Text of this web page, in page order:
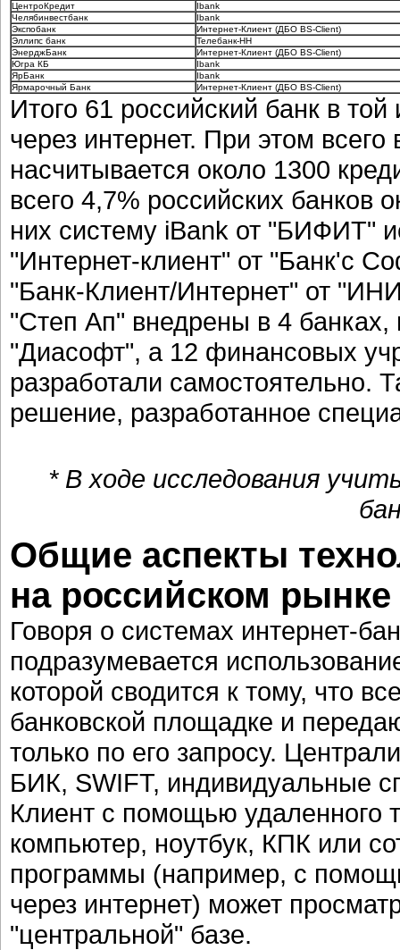
ЦентроКредит
Ibank
Челябинвестбанк
Ibank
Экспобанк
Интернет-Клиент (ДБО BS-Client)
Эллипс банк
Телебанк-НН
ЭнерджБанк
Интернет-Клиент (ДБО BS-Client)
Югра КБ
Ibank
ЯрБанк
Ibank
Ярмарочный Банк
Интернет-Клиент (ДБО BS-Client)
Итого 61 российский банк в
через интернет. При этом
насчитывается около 1300
всего 4,7% российских банков
них систему iBank от "БИФИТ"
"Интернет-клиент" от "Банк'с
"Банк-Клиент/Интернет" от
"Степ Ап" внедрены в 4
"Диасофт", а 12 финансовых
разработали самостоятельно.
решение, разработанное
* В ходе исследования
Общие аспекты
на российском рынке
Говоря о системах интернет-
подразумевается
которой сводится к тому, что
банковской площадке и
только по его запросу.
БИК, SWIFT, индивидуальные
Клиент с помощью удаленного
компьютер, ноутбук, КПК или
программы (например, с
через интернет) может
"центральной" базе.